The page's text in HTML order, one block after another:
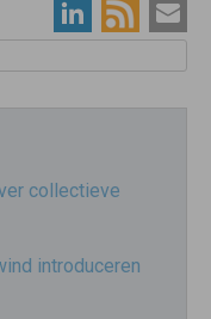
collectieve
introduceren